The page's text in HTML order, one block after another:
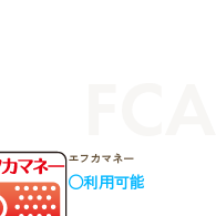
エフカマネー
○利用可能